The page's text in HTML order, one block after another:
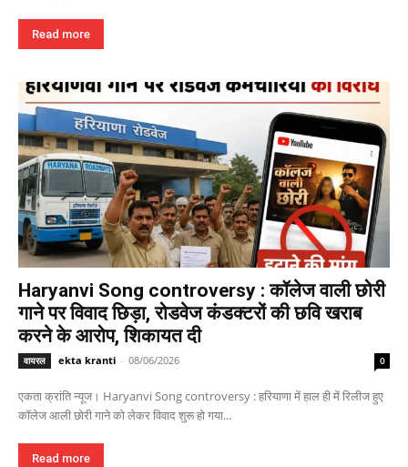
Read more
Haryanvi Song controversy : कॉलेज वाली छोरी
गाने पर विवाद छिड़ा, रोडवेज कंडक्टरों की छवि खराब
करने के आरोप, शिकायत दी
वायरल ekta kranti - 08/06/2026 0
एकता क्रांति न्यूज। Haryanvi Song controversy : हरियाणा में हाल ही में रिलीज हुए
कॉलेज आली छोरी गाने को लेकर विवाद शुरू हो गया...
Read more